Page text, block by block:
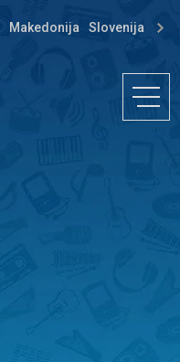
Makedonija Slovenija